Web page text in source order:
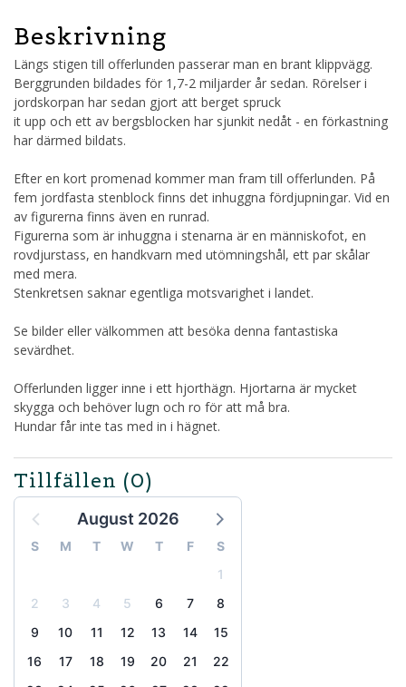
Beskrivning
Längs stigen till offerlunden passerar man en brant klippvägg.
Berggrunden bildades för 1,7-2 miljarder år sedan. Rörelser i
jordskorpan har sedan gjort att berget spruck
it upp och ett av bergsblocken har sjunkit nedåt - en förkastning
har därmed bildats.
Efter en kort promenad kommer man fram till offerlunden. På
fem jordfasta stenblock finns det inhuggna fördjupningar. Vid en
av figurerna finns även en runrad.
Figurerna som är inhuggna i stenarna är en människofot, en
rovdjurstass, en handkvarn med utömningshål, ett par skålar
med mera.
Stenkretsen saknar egentliga motsvarighet i landet.
Se bilder eller välkommen att besöka denna fantastiska
sevärdhet.
Offerlunden ligger inne i ett hjorthägn. Hjortarna är mycket
skygga och behöver lugn och ro för att må bra.
Hundar får inte tas med in i hägnet.
Tillfällen (0)
August 2026
S M T W T F
S
1
2
3 4 5 6 7
8
9
10 11 12 13 14
15
16
17 18 19 20 21
22